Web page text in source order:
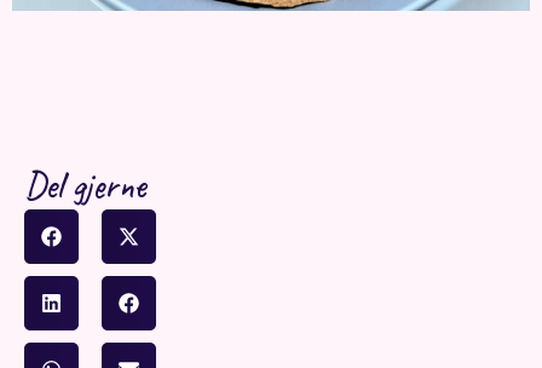
Del gjerne